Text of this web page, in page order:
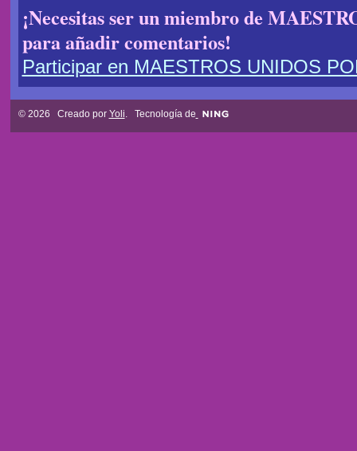
¡Necesitas ser un miembro de
para añadir comentarios!
Participar en MAESTROS UNIDOS
© 2026 Creado por Yoli. Tecnología de